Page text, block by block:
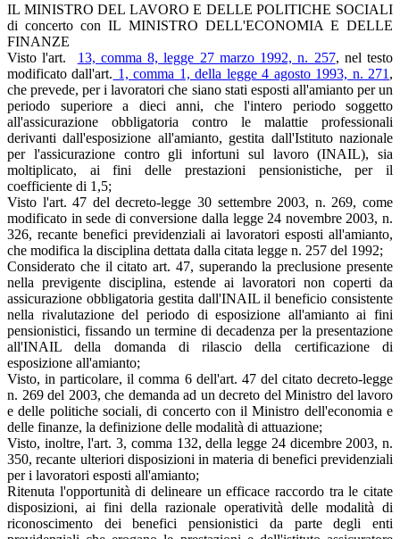
IL MINISTRO DEL LAVORO E DELLE POLITICHE SOCIALI
di concerto con IL MINISTRO DELL'ECONOMIA E DELLE
FINANZE
Visto l'art. 13, comma 8, legge 27 marzo 1992, n. 257, nel testo
modificato dall'art. 1, comma 1, della legge 4 agosto 1993, n. 271 ,
che prevede, per i lavoratori che siano stati esposti all'amianto per un
periodo superiore a dieci anni, che l'intero periodo soggetto
all'assicurazione obbligatoria contro le malattie professionali
derivanti dall'esposizione all'amianto, gestita dall'Istituto nazionale
per l'assicurazione contro gli infortuni sul lavoro (INAIL), sia
moltiplicato, ai fini delle prestazioni pensionistiche, per il
coefficiente di 1,5;
Visto l'art. 47 del decreto-legge 30 settembre 2003, n. 269, come
modificato in sede di conversione dalla legge 24 novembre 2003, n.
326, recante benefici previdenziali ai lavoratori esposti all'amianto,
che modifica la disciplina dettata dalla citata legge n. 257 del 1992;
Considerato che il citato art. 47, superando la preclusione presente
nella previgente disciplina, estende ai lavoratori non coperti da
assicurazione obbligatoria gestita dall'INAIL il beneficio consistente
nella rivalutazione del periodo di esposizione all'amianto ai fini
pensionistici, fissando un termine di decadenza per la presentazione
all'INAIL della domanda di rilascio della certificazione di
esposizione all'amianto;
Visto, in particolare, il comma 6 dell'art. 47 del citato decreto-legge
n. 269 del 2003, che demanda ad un decreto del Ministro del lavoro
e delle politiche sociali, di concerto con il Ministro dell'economia e
delle finanze, la definizione delle modalità di attuazione;
Visto, inoltre, l'art. 3, comma 132, della legge 24 dicembre 2003, n.
350, recante ulteriori disposizioni in materia di benefici previdenziali
per i lavoratori esposti all'amianto;
Ritenuta l'opportunità di delineare un efficace raccordo tra le citate
disposizioni, ai fini della razionale operatività delle modalità di
riconoscimento dei benefici pensionistici da parte degli enti